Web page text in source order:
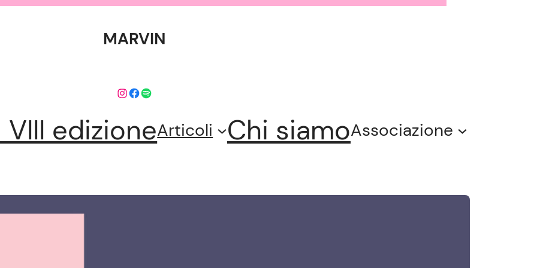
MARVIN
Instagram
Facebook
Spotify
VIII edizioneArticoli Chi siamoAssociazione